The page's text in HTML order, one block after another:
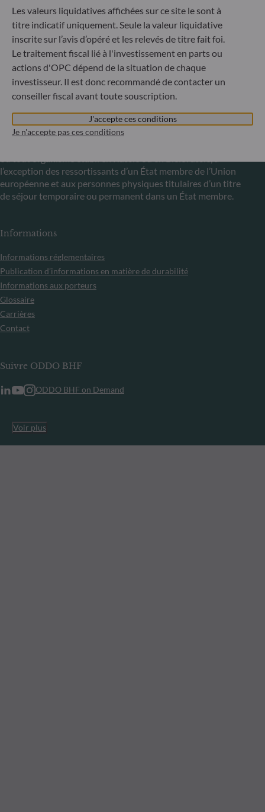
Communiqué sur les sanctions européennes contre la
Russie
S’inscrivant dans le cadre des sanctions prises par l’Union
européenne dans le cadre de la crise ukrainienne, nous vous
informons que, compte tenu des dispositions des
règlements UE n°833/2014 et UE n°398/2022, la
Gestion est interdite à tout ressortissant russe ou
biélorusse, à toute personne physique résidant en Russie
l’exception des ressortissants d’un État membre de l’Union
européenne et aux personnes physiques titulaires d’un titre
de séjour temporaire ou permanent dans un État membre.
Informations
Informations réglementaires
Publication d’informations en matière de durabilité
Informations aux porteurs
Glossaire
Carrières
Contact
Suivre ODDO BHF
ODDO BHF on Demand
Voir plus
Les valeurs liquidatives affichées sur ce site le sont à
titre indicatif uniquement. Seule la valeur liquidative
inscrite sur l’avis d’opéré et les relevés de titre fait foi.
Le traitement fiscal lié à l'investissement en parts ou
actions d'OPC dépend de la situation de chaque
investisseur. Il est donc recommandé de contacter un
conseiller fiscal avant toute souscription.
J'accepte ces conditions
Je n'accepte pas ces conditions